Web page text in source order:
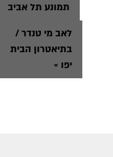
תמונע תל אביב
לאב מי טנדר /
בתיאטרון הבית
יפו »